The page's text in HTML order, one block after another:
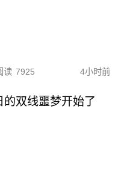
读 7925 4小时前
双线噩梦开始了